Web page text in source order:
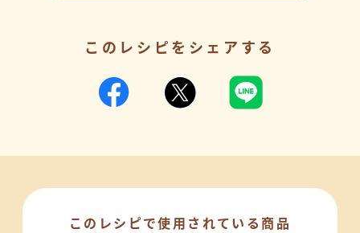
このレシピをシェアする
このレシピで使用されている商品